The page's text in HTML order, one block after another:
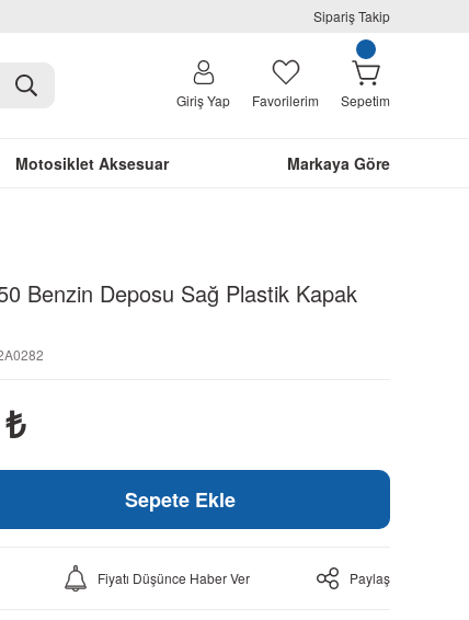
Sipariş Takip
Giriş Yap Favorilerim Sepetim
Motosiklet Aksesuar Markaya Göre
Benzin Deposu Sağ Plastik Kapak
₺
Sepete Ekle
Fiyatı Düşünce Haber Ver Paylaş